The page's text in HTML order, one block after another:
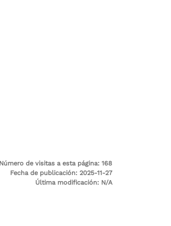
Número de visitas a esta página: 168
Fecha de publicación: 2025-11-27
Última modificación: N/A